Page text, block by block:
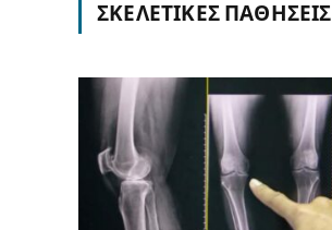
ΣΚΕΛΕΤΙΚΈΣ ΠΑΘΉΣΕΙΣ